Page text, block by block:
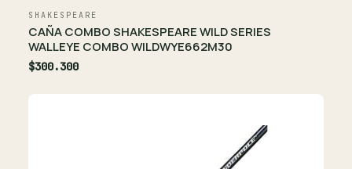
SHAKESPEARE
CAÑA COMBO SHAKESPEARE WILD SERIES
WALLEYE COMBO WILDWYE662M30
$300.300